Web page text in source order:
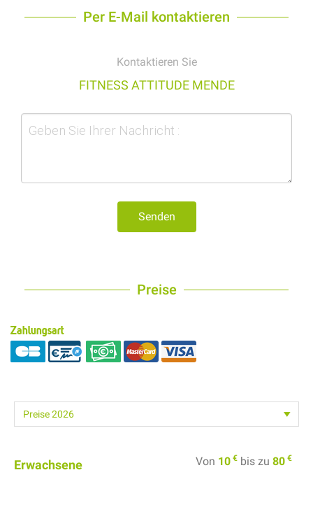
Per E-Mail kontaktieren
Kontaktieren Sie
FITNESS ATTITUDE MENDE
Senden
Preise
Zahlungsart
Erwachsene Von 10 € bis zu 80 €